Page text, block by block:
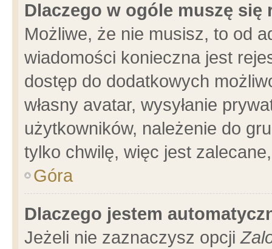
Dlaczego w ogóle muszę się
Możliwe, że nie musisz, to od
wiadomości konieczna jest
dostęp do dodatkowych
własny avatar, wysyłanie
użytkowników, należenie do
tylko chwilę, więc jest
Góra
Dlaczego jestem
Jeżeli nie zaznaczysz opcji